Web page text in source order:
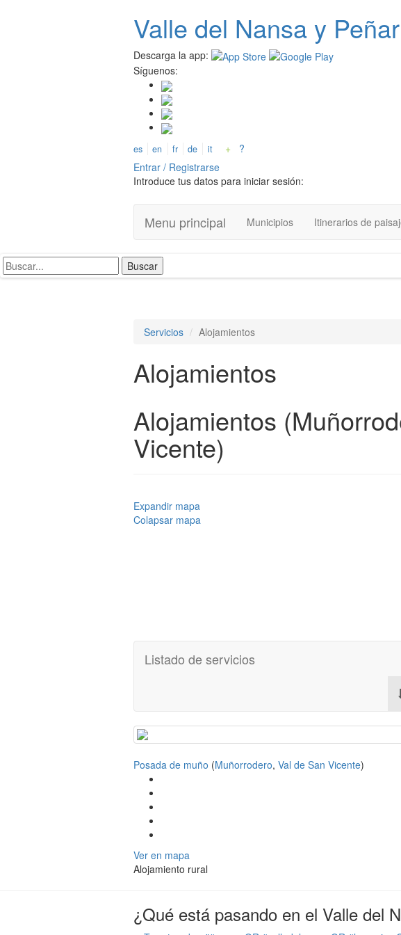
Valle del Nansay
Descarga la app:
Síguenos:
es en fr de it +
?
Entrar / Registrarse
Introduce tus datos para iniciar sesión:
Menu principal Municipios Itinerarios de
Servicios Alojamientos
Alojamientos
Alojamientos
Vicente)
Expandir mapa
Colapsar mapa
Listado de servicios
Posada de muño (Muñorrodero, Val de San Vicente)
Ver en mapa
Alojamiento rural
¿Qué está pasando en el Valle del